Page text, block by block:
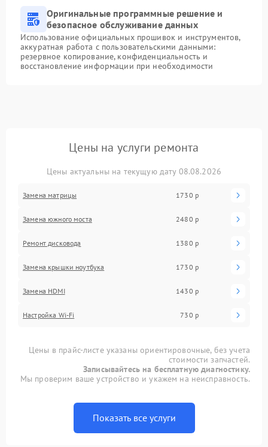
Оригинальные программные решение и
безопасное обслуживание данных
Использование официальных прошивок и инструментов,
аккуратная работа с пользовательскими данными:
резервное копирование, конфиденциальность и
восстановление информации при необходимости
Цены на услуги ремонта
Цены актуальны на текущую дату 08.08.2026
Замена матрицы 1730 р
Замена южного моста 2480 р
Ремонт дисковода 1380 р
Замена крышки ноутбука 1730 р
Замена HDMI 1430 р
Настройка Wi-Fi 730 р
Цены в прайс-листе указаны ориентировочные, без учета
стоимости запчастей.
Записывайтесь на бесплатную диагностику.
Мы проверим ваше устройство и укажем на неисправность.
Показать все услуги